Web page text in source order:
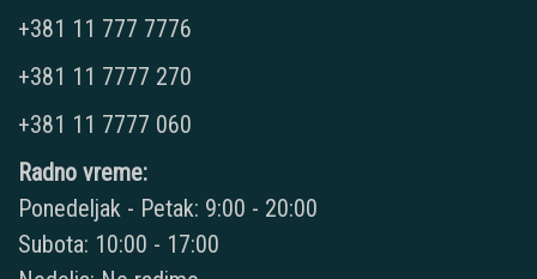
+381 11 777 7776
+381 11 7777 270
+381 11 7777 060
Radno vreme:
Ponedeljak - Petak: 9:00 - 20:00
Subota: 10:00 - 17:00